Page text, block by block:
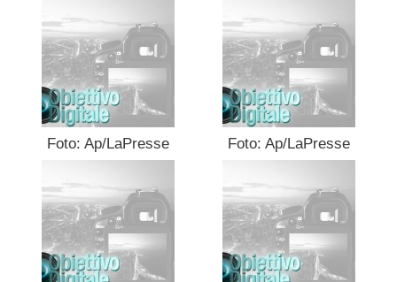
Foto: Ap/LaPresse Foto: Ap/LaPresse